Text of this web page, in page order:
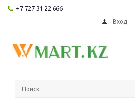
+7 727 31 22 666
Вход